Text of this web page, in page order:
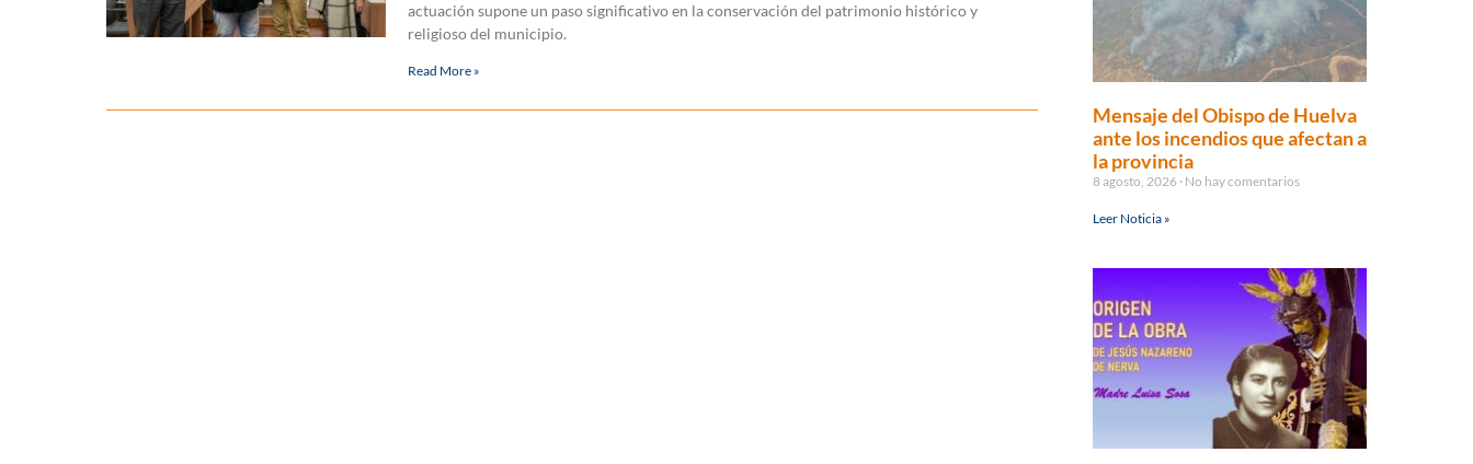
actuación supone un paso significativo en la conservación del patrimonio histórico y
religioso del municipio.
Read More »
Mensaje del Obispo de Huelva
ante los incendios que afectan a
la provincia
8 agosto, 2026 No hay comentarios
Leer Noticia »